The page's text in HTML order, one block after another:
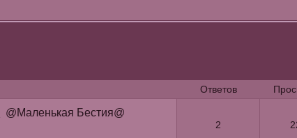
Ответов
@Маленькая Бестия@
2